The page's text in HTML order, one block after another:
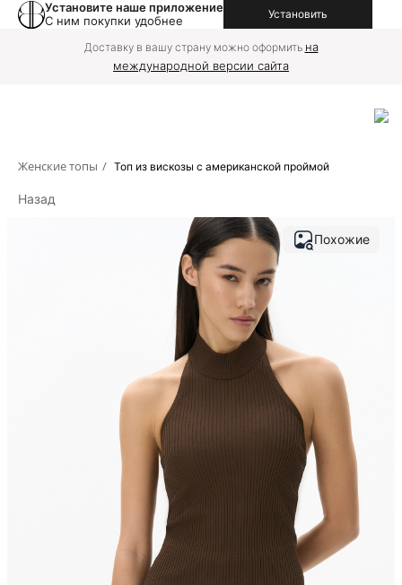
Установите наше приложение
С ним покупки удобнее
Установить
Доставку в вашу страну можно оформить на
международной версии сайта
Женские топы / Топ из вискозы с американской проймой
Назад
Похожие